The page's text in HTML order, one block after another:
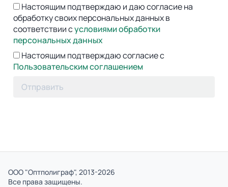
Настоящим подтверждаю и даю согласие на
обработку своих персональных данных в
соответствии сусловиями обработки
персональных данных
Настоящим подтверждаю согласие с
Пользовательским соглашением
Отправить
ООО "Оптполиграф", 2013-2026
Все права защищены.